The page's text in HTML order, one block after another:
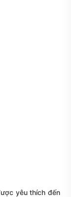
yêu thích đến